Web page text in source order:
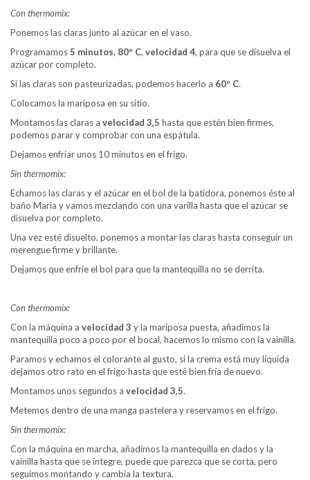
Con thermomix:
Ponemos las claras junto al azúcar en el vaso.
Programamos5 minutos, 80º C, velocidad 4, para que se disuelva el
azúcar por completo.
Si las claras son pasteurizadas, podemos hacerlo a 60º C.
Colocamos la mariposa en su sitio.
Montamos las claras a velocidad 3,5 hasta que estén bien firmes,
podemos parar y comprobar con una espátula.
Dejamos enfriar unos 10 minutos en el frigo.
Sin thermomix:
Echamos las claras y el azúcar en el bol de la batidora, ponemos éste al
baño María y vamos mezclando con una varilla hasta que el azúcar se
disuelva por completo.
Una vez esté disuelto, ponemos a montar las claras hasta conseguir un
merengue firme y brillante.
Dejamos que enfríe el bol para que la mantequilla no se derrita.
Con thermomix:
Con la máquina a velocidad 3 y la mariposa puesta, añadimos la
mantequilla poco a poco por el bocal, hacemos lo mismo con la vainilla.
Paramos y echamos el colorante al gusto, si la crema está muy líquida
dejamos otro rato en el frigo hasta que esté bien fría de nuevo.
Montamos unos segundos a velocidad 3,5.
Metemos dentro de una manga pastelera y reservamos en el frigo.
Sin thermomix:
Con la máquina en marcha, añadimos la mantequilla en dados y la
vainilla hasta que se integre, puede que parezca que se corta, pero
seguimos montando y cambia la textura.